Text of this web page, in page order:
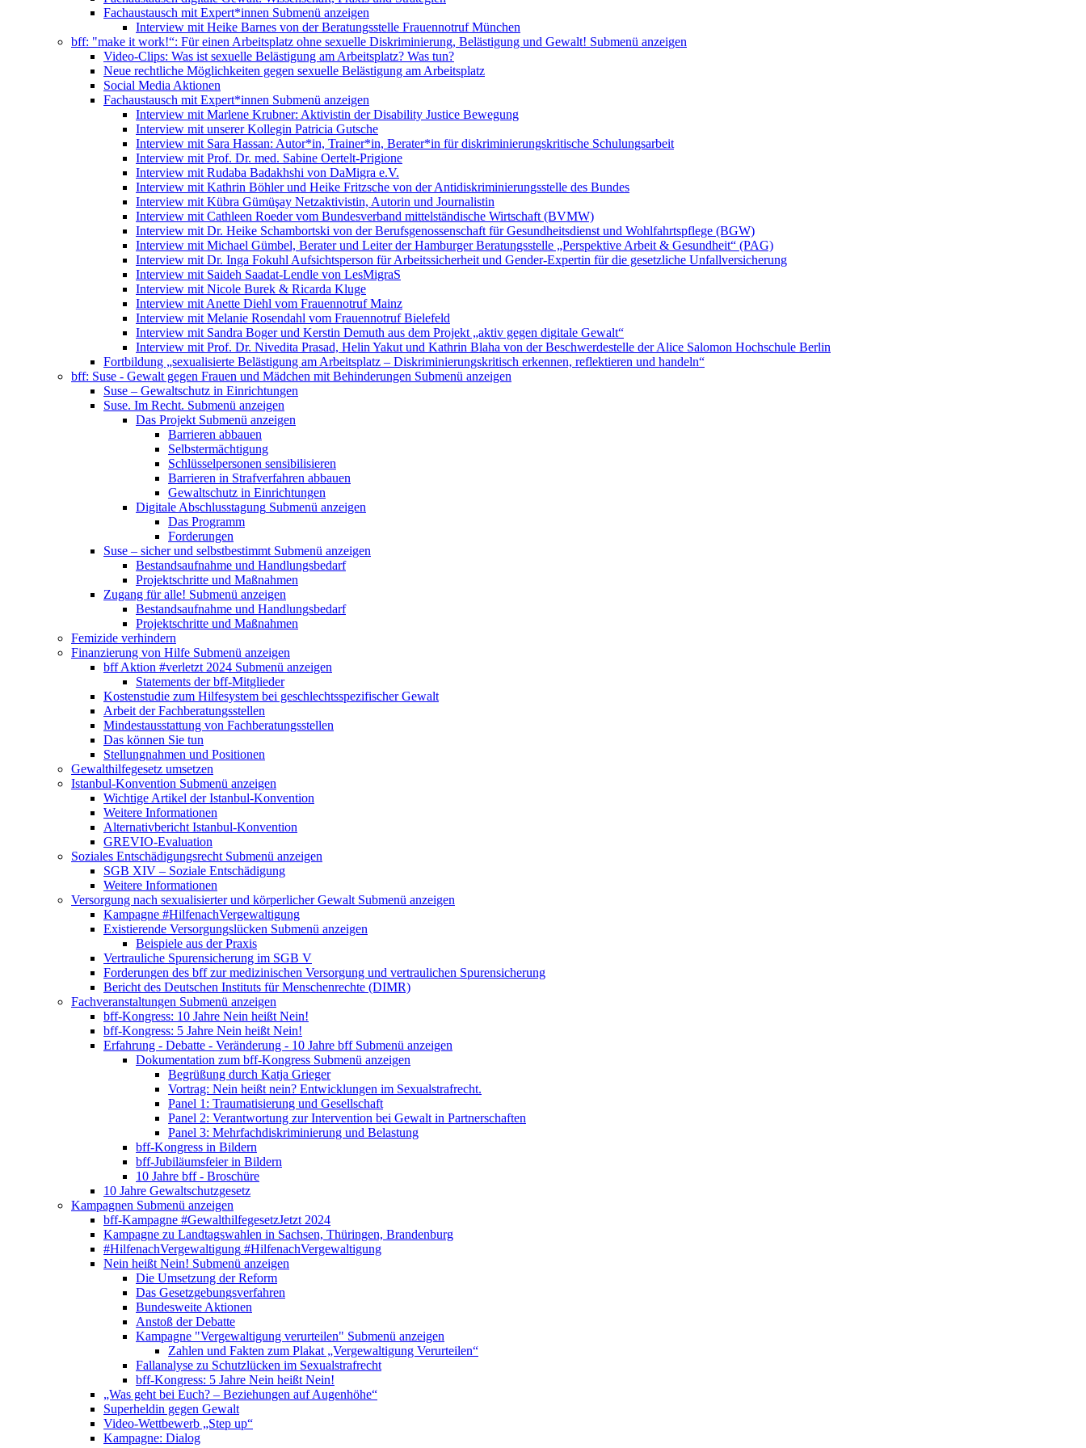
Fachaustausch mit Expert*innen Submenü anzeigen
Interview mit Heike Barnes von der Beratungsstelle Frauennotruf München
bff: "make it work!“: Für einen Arbeitsplatz ohne sexuelle Diskriminierung, Belästigung und Gewalt! Submenü anzeigen
Video-Clips: Was ist sexuelle Belästigung am Arbeitsplatz? Was tun?
Neue rechtliche Möglichkeiten gegen sexuelle Belästigung am Arbeitsplatz
Social Media Aktionen
Fachaustausch mit Expert*innen Submenü anzeigen
Interview mit Marlene Krubner: Aktivistin der Disability Justice Bewegung
Interview mit unserer Kollegin Patricia Gutsche
Interview mit Sara Hassan: Autor*in, Trainer*in, Berater*in für diskriminierungskritische Schulungsarbeit
Interview mit Prof. Dr. med. Sabine Oertelt-Prigione
Interview mit Rudaba Badakhshi von DaMigra e.V.
Interview mit Kathrin Böhler und Heike Fritzsche von der Antidiskriminierungsstelle des Bundes
Interview mit Kübra Gümüşay Netzaktivistin, Autorin und Journalistin
Interview mit Cathleen Roeder vom Bundesverband mittelständische Wirtschaft (BVMW)
Interview mit Dr. Heike Schambortski von der Berufsgenossenschaft für Gesundheitsdienst und Wohlfahrtspflege (BGW)
Interview mit Michael Gümbel, Berater und Leiter der Hamburger Beratungsstelle „Perspektive Arbeit & Gesundheit“ (PAG)
Interview mit Dr. Inga Fokuhl Aufsichtsperson für Arbeitssicherheit und Gender-Expertin für die gesetzliche Unfallversicherung
Interview mit Saideh Saadat-Lendle von LesMigraS
Interview mit Nicole Burek & Ricarda Kluge
Interview mit Anette Diehl vom Frauennotruf Mainz
Interview mit Melanie Rosendahl vom Frauennotruf Bielefeld
Interview mit Sandra Boger und Kerstin Demuth aus dem Projekt „aktiv gegen digitale Gewalt“
Interview mit Prof. Dr. Nivedita Prasad, Helin Yakut und Kathrin Blaha von der Beschwerdestelle der Alice Salomon Hochschule Berlin
Fortbildung „sexualisierte Belästigung am Arbeitsplatz – Diskriminierungskritisch erkennen, reflektieren und handeln“
bff: Suse - Gewalt gegen Frauen und Mädchen mit Behinderungen Submenü anzeigen
Suse – Gewaltschutz in Einrichtungen
Suse. Im Recht. Submenü anzeigen
Das Projekt Submenü anzeigen
Barrieren abbauen
Selbstermächtigung
Schlüsselpersonen sensibilisieren
Barrieren in Strafverfahren abbauen
Gewaltschutz in Einrichtungen
Digitale Abschlusstagung Submenü anzeigen
Das Programm
Forderungen
Suse – sicher und selbstbestimmt Submenü anzeigen
Bestandsaufnahme und Handlungsbedarf
Projektschritte und Maßnahmen
Zugang für alle! Submenü anzeigen
Bestandsaufnahme und Handlungsbedarf
Projektschritte und Maßnahmen
Femizide verhindern
Finanzierung von Hilfe Submenü anzeigen
bff Aktion #verletzt 2024 Submenü anzeigen
Statements der bff-Mitglieder
Kostenstudie zum Hilfesystem bei geschlechtsspezifischer Gewalt
Arbeit der Fachberatungsstellen
Mindestausstattung von Fachberatungsstellen
Das können Sie tun
Stellungnahmen und Positionen
Gewalthilfegesetz umsetzen
Istanbul-Konvention Submenü anzeigen
Wichtige Artikel der Istanbul-Konvention
Weitere Informationen
Alternativbericht Istanbul-Konvention
GREVIO-Evaluation
Soziales Entschädigungsrecht Submenü anzeigen
SGB XIV – Soziale Entschädigung
Weitere Informationen
Versorgung nach sexualisierter und körperlicher Gewalt Submenü anzeigen
Kampagne #HilfenachVergewaltigung
Existierende Versorgungslücken Submenü anzeigen
Beispiele aus der Praxis
Vertrauliche Spurensicherung im SGB V
Forderungen des bff zur medizinischen Versorgung und vertraulichen Spurensicherung
Bericht des Deutschen Instituts für Menschenrechte (DIMR)
Fachveranstaltungen Submenü anzeigen
bff-Kongress: 10 Jahre Nein heißt Nein!
bff-Kongress: 5 Jahre Nein heißt Nein!
Erfahrung - Debatte - Veränderung - 10 Jahre bff Submenü anzeigen
Dokumentation zum bff-Kongress Submenü anzeigen
Begrüßung durch Katja Grieger
Vortrag: Nein heißt nein? Entwicklungen im Sexualstrafrecht.
Panel 1: Traumatisierung und Gesellschaft
Panel 2: Verantwortung zur Intervention bei Gewalt in Partnerschaften
Panel 3: Mehrfachdiskriminierung und Belastung
bff-Kongress in Bildern
bff-Jubiläumsfeier in Bildern
10 Jahre bff - Broschüre
10 Jahre Gewaltschutzgesetz
Kampagnen Submenü anzeigen
bff-Kampagne #GewalthilfegesetzJetzt 2024
Kampagne zu Landtagswahlen in Sachsen, Thüringen, Brandenburg
#HilfenachVergewaltigung #HilfenachVergewaltigung
Nein heißt Nein! Submenü anzeigen
Die Umsetzung der Reform
Das Gesetzgebungsverfahren
Bundesweite Aktionen
Anstoß der Debatte
Kampagne "Vergewaltigung verurteilen" Submenü anzeigen
Zahlen und Fakten zum Plakat „Vergewaltigung Verurteilen“
Fallanalyse zu Schutzlücken im Sexualstrafrecht
bff-Kongress: 5 Jahre Nein heißt Nein!
„Was geht bei Euch? – Beziehungen auf Augenhöhe“
Superheldin gegen Gewalt
Video-Wettbewerb „Step up“
Kampagne: Dialog